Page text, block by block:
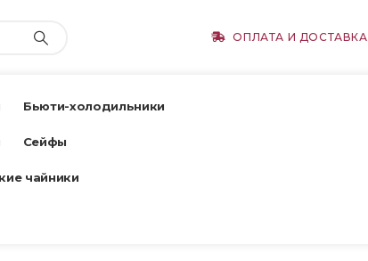
ОПЛАТА И ДОСТАВКА
Бьюти-холодильники
Сейфы
чайники